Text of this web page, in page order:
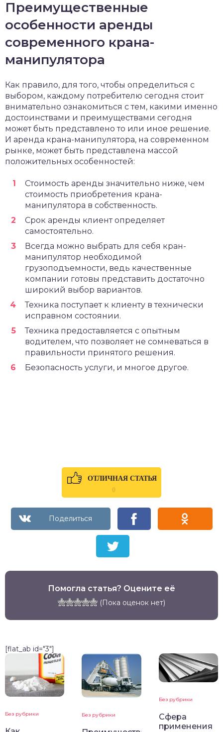
Преимущественные
особенности аренды
современного крана-
манипулятора
Как правило, для того, чтобы определиться с
выбором, каждому потребителю сегодня стоит
внимательно ознакомиться с тем, какими именно
достоинствами и преимуществами сегодня
может быть представлено то или иное решение.
И аренда крана-манипулятора, на современном
рынке, может быть представлена массой
положительных особенностей:
Стоимость аренды значительно ниже, чем
стоимость приобретения крана-
манипулятора в собственность.
Срок аренды клиент определяет
самостоятельно.
Всегда можно выбрать для себя кран-
манипулятор необходимой
грузоподъемности, ведь качественные
компании готовы представить достаточно
широкий выбор вариантов.
Техника поступает к клиенту в технически
исправном состоянии.
Техника предоставляется с опытным
водителем, что позволяет не сомневаться в
правильности принятого решения.
Безопасность услуги, и многое другое.
ОТЛИЧНАЯ СТАТЬЯ
0
Помогла статья? Оцените её
(Пока оценок нет)
[flat_ab id="3"]
Без рубрики Без рубрики
Без рубрики
Сфера
применения